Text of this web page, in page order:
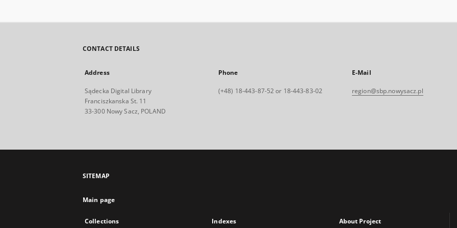
CONTACT DETAILS
Address
Sądecka Digital Library
Franciszkanska St. 11
33-300 Nowy Sacz, POLAND
Phone
(+48) 18-443-87-52 or 18-443-83-02
E-Mail
region@sbp.nowysacz.pl
SITEMAP
Main page
Collections Indexes About Project